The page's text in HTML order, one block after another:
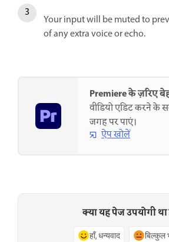
Your input will be muted to
of any extra voice or echo.
Premiere के ज़रिए
वीडियो एडिट करने के
जगह पर पाएं।
ऐप खोलें
क्या यह पेज उपयोगी
हाँ, धन्यवाद बिल्कुल